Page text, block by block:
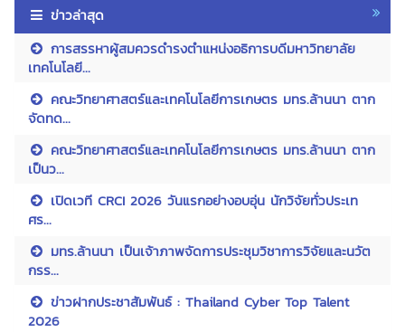
ข่าวล่าสุด
การสรรหาผู้สมควรดำรงตำแหน่งอธิการบดีมหาวิทยาลัย
เทคโนโลยี...
คณะวิทยาศาสตร์และเทคโนโลยีการเกษตร มทร.ล้านนา ตาก
จัดทด...
คณะวิทยาศาสตร์และเทคโนโลยีการเกษตร มทร.ล้านนา ตาก
เป็นว...
เปิดเวที CRCI 2026 วันแรกอย่างอบอุ่น นักวิจัยทั่วประเท
ศร...
มทร.ล้านนา เป็นเจ้าภาพจัดการประชุมวิชาการวิจัยและนวัต
กรร...
ข่าวฝากประชาสัมพันธ์ : Thailand Cyber Top Talent
2026